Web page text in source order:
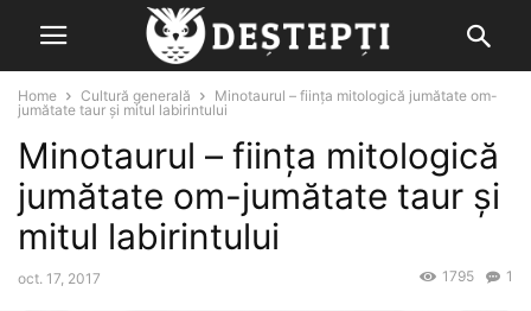
Home Cultură generală
Minotaurul – fiinţa mitologică jumătate om-
jumătate taur şi mitul labirintului
Minotaurul – fiinţa mitologică
jumătate om-jumătate taur şi
mitul labirintului
oct. 17, 2017 1
1795